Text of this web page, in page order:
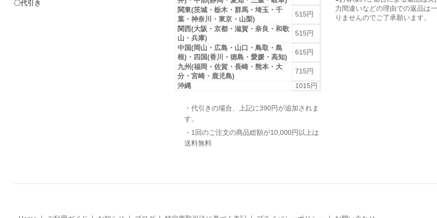
〇代引き
関東(茨城・栃木・群馬・埼玉・千
葉・神奈川・東京・山梨)
515円
関西(大阪・京都・滋賀・奈良・和歌
山・兵庫)
515円
中国(岡山・広島・山口・鳥取・島
根)・四国(香川・徳島・愛媛・高知)
615円
九州(福岡・佐賀・長崎・熊本・大
分・宮崎・鹿児島)
715円
沖縄
1015円
・代引きの場合、上記に390円が追加されま
す。
・1回のご注文の商品総額が10,000円以上は
送料無料
力間違いなどの理由での返品は
りませんのでご了承願います。